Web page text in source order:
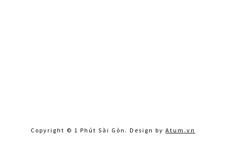
Copyright © 1 Phút Sài Gòn. Design by Atum.vn